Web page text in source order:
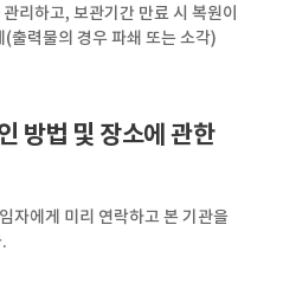
리하고, 보관기간 만료 시 복원이
출력물의 경우 파쇄 또는 소각)
방법 및 장소에 관한
자에게 미리 연락하고 본 기관을